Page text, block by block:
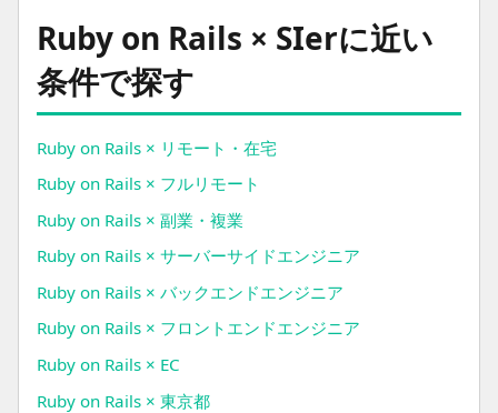
Ruby on Rails × SIerの案件を掛け合わせから探す
Ruby on Rails × SIerに近い
条件で探す
Ruby on Rails × リモート・在宅
Ruby on Rails × フルリモート
Ruby on Rails × 副業・複業
Ruby on Rails × サーバーサイドエンジニア
Ruby on Rails × バックエンドエンジニア
Ruby on Rails × フロントエンドエンジニア
Ruby on Rails × EC
Ruby on Rails × 東京都